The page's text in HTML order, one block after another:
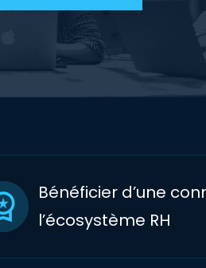
Bénéficier d’une
l’écosystème RH